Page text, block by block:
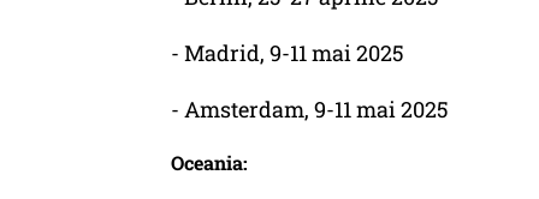
- Madrid, 9-11 mai 2025
- Amsterdam, 9-11 mai 2025
Oceania: